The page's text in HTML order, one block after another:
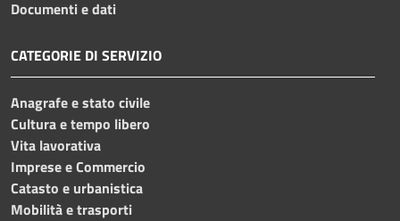
Documenti e dati
CATEGORIE DI SERVIZIO
Anagrafe e stato civile
Cultura e tempo libero
Vita lavorativa
Imprese e Commercio
Catasto e urbanistica
Mobilità e trasporti